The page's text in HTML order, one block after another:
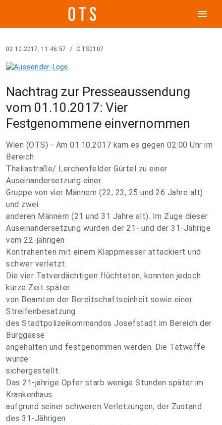
menu
02.10.2017, 11:46:57 / OTS0107
Nachtrag zur Presseaussendung
vom 01.10.2017: Vier
Festgenommene einvernommen
Wien (OTS) - Am 01.10.2017 kam es gegen 02:00 Uhr im
Bereich
Thaliastraße/ Lerchenfelder Gürtel zu einer
Auseinandersetzung einer
Gruppe von vier Männern (22, 23, 25 und 26 Jahre alt)
und zwei
anderen Männern (21 und 31 Jahre alt). Im Zuge dieser
Auseinandersetzung wurden der 21- und der 31-Jährige
vom 22-jährigen
Kontrahenten mit einem Klappmesser attackiert und
schwer verletzt.
Die vier Tatverdächtigen flüchteten, konnten jedoch
kurze Zeit später
von Beamten der Bereitschaftseinheit sowie einer
Streifenbesatzung
des Stadtpolizeikommandos Josefstadt im Bereich der
Burggasse
angehalten und festgenommen werden. Die Tatwaffe
wurde
sichergestellt.
Das 21-jährige Opfer starb wenige Stunden später im
Krankenhaus
aufgrund seiner schweren Verletzungen, der Zustand
des 31-Jährigen